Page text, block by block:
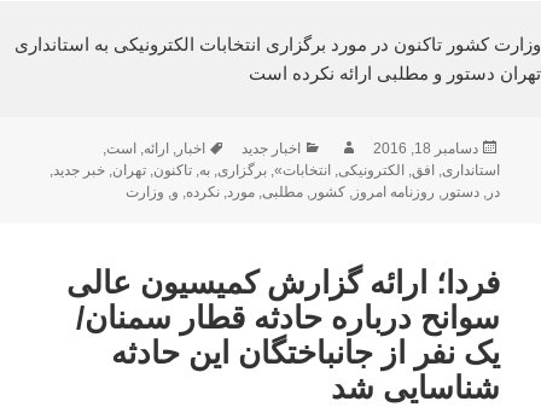
وزارت کشور تاکنون در مورد برگزاری انتخابات الکترونیکی به استانداری
تهران دستور و مطلبی ارائه نکرده است
ارسال
شده
در
دسامبر 18, 2016 نویسندهدسته‌ها
اخبار جدید برچسب‌ها
اخبار, ارائه, است,
استانداری, افق, الکترونیکی, انتخابات»,برگزاری,به,تاکنون,تهران,خبر جدید,
در,دستور, روزنامه امروز,کشور,مطلبی,مورد,نکرده, و, وزارت
فردا؛ ارائه گزارش کمیسیون عالی
سوانح درباره حادثه قطار سمنان/
یک نفر از جانباختگان این حادثه
شناسایی شد